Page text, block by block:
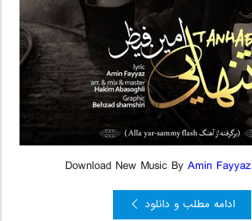
Download New Music By Amin Fayyaz
ادامه مطلب و دانلود